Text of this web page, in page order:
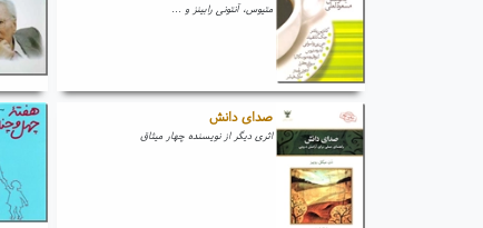
متیوس، آنتونی رابینز و ...
صدای دانش
اثری دیگر از نویسنده چهار میثاق